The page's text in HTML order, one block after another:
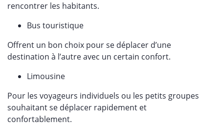
rencontrer les habitants.
Bus touristique
Offrent un bon choix pour se déplacer d’une
destination à l’autre avec un certain confort.
Limousine
Pour les voyageurs individuels ou les petits groupes
souhaitant se déplacer rapidement et
confortablement.